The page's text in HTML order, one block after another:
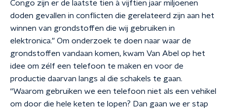
Congo zijn er de laatste tien à vijftien jaar miljoenen
doden gevallen in conflicten die gerelateerd zijn aan het
winnen van grondstoffen die wij gebruiken in
elektronica.” Om onderzoek te doen naar waar de
grondstoffen vandaan komen, kwam Van Abel op het
idee om zélf een telefoon te maken en voor de
productie daarvan langs al die schakels te gaan.
“Waarom gebruiken we een telefoon niet als een vehikel
om door die hele keten te lopen? Dan gaan we er stap